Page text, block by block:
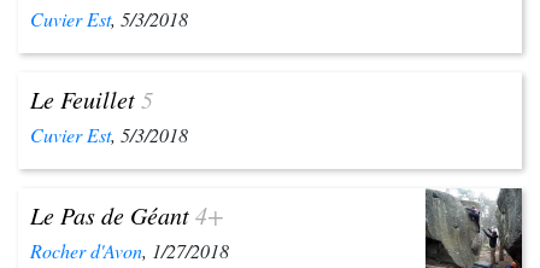
Cuvier Est, 5/3/2018
Le Feuillet5
Cuvier Est, 5/3/2018
Le Pas de Géant4+
Rocher d'Avon, 1/27/2018